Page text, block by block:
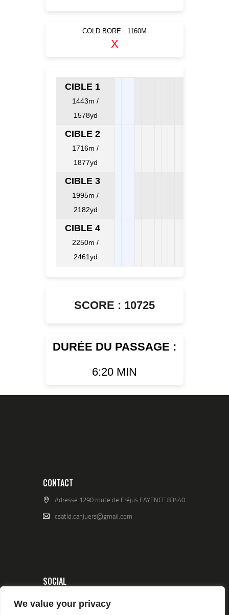
We value your privacy
COLD BORE : 1160M
X
CIBLE 1
1443m /
1578yd
CIBLE 2
1716m /
1877yd
CIBLE 3
1995m /
2182yd
CIBLE 4
2250m /
2461yd
SCORE : 10725
DURÉE DU PASSAGE :
6:20 MIN
CONTACT
Adresse 1290 route de Fréjus FAYENCE 83440
csatld.canjuers@gmail.com
SOCIAL